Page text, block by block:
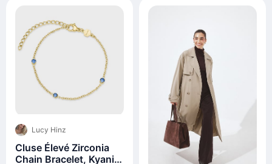
Lucy Hinz
Cluse Élevé Zirconia
Chain Bracelet, Kyanite